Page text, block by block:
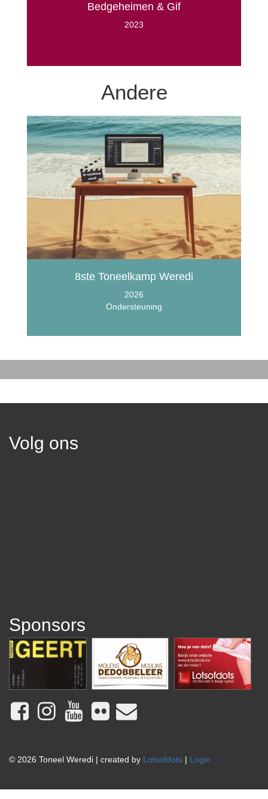
Bedgeheimen & Gif
2023
Andere
8ste Toneelkamp Weredi
2026
Ondersteuning
Volg ons
Sponsors
© 2026 Toneel Weredi | created by Lotsofdots | Login